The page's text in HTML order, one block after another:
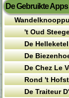
De Gebruikte Apps
't Oud
De
De
De Chez Le
Rond 't
De Traiteur